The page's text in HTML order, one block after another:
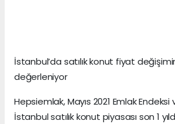
İstanbul’da satılık konut fiyat
değerleniyor
Hepsiemlak, Mayıs 2021 Emlak
İstanbul satılık konut piyasası son 1